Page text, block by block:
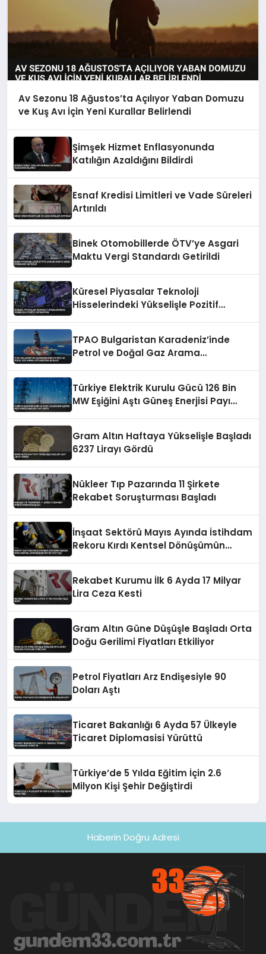
Av Sezonu 18 Ağustos’ta Açılıyor Yaban Domuzu
ve Kuş Avı İçin Yeni Kurallar Belirlendi
Şimşek Hizmet Enflasyonunda
Katılığın Azaldığını Bildirdi
Esnaf Kredisi Limitleri ve Vade Süreleri
Artırıldı
Binek Otomobillerde ÖTV’ye Asgari
Maktu Vergi Standardı Getirildi
Küresel Piyasalar Teknoloji
Hisselerindeki Yükselişle Pozitif
TPAO Bulgaristan Karadeniz’inde
Petrol ve Doğal Gaz Arama
Türkiye Elektrik Kurulu Gücü 126 Bin
MW Eşiğini Aştı Güneş Enerjisi Payı
Gram Altın Haftaya Yükselişle Başladı
6237 Lirayı Gördü
Nükleer Tıp Pazarında 11 Şirkete
Rekabet Soruşturması Başladı
İnşaat Sektörü Mayıs Ayında İstihdam
Rekoru Kırdı Kentsel Dönüşümün
Rekabet Kurumu İlk 6 Ayda 17 Milyar
Lira Ceza Kesti
Gram Altın Güne Düşüşle Başladı Orta
Doğu Gerilimi Fiyatları Etkiliyor
Petrol Fiyatları Arz Endişesiyle 90
Doları Aştı
Ticaret Bakanlığı 6 Ayda 57 Ülkeyle
Ticaret Diplomasisi Yürüttü
Türkiye’de 5 Yılda Eğitim İçin 2.6
Milyon Kişi Şehir Değiştirdi
Haberin Doğru Adresi